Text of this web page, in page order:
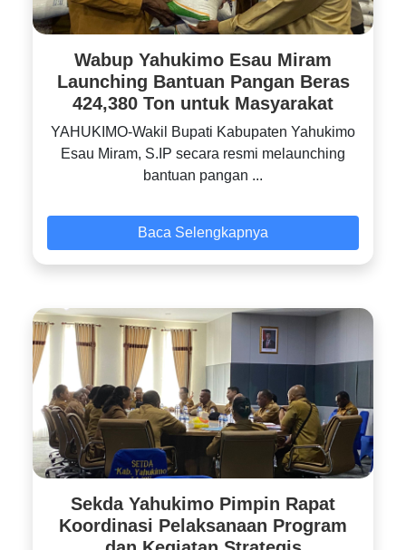
Wabup Yahukimo Esau Miram
Launching Bantuan Pangan Beras
424,380 Ton untuk Masyarakat
YAHUKIMO-Wakil Bupati Kabupaten Yahukimo
Esau Miram, S.IP secara resmi melaunching
bantuan pangan ...
Baca Selengkapnya
Sekda Yahukimo Pimpin Rapat
Koordinasi Pelaksanaan Program